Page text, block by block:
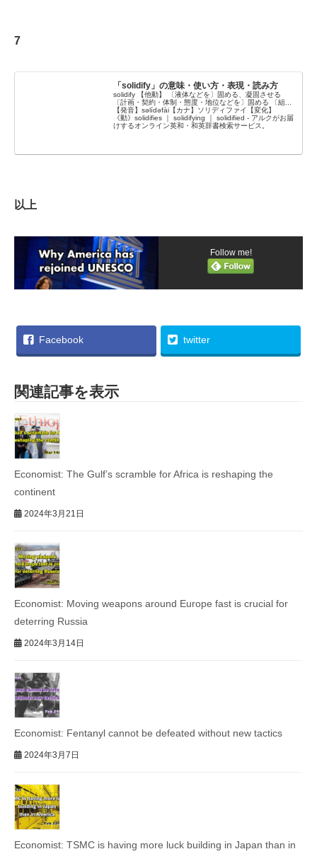
3%81%9F%E5%9B%BD%E9%9A%9B%E6%
A9%9F%E9%96%A2%E3%81%AB%E4%B8
%BB%E6%A8%A9%E3%82%92%E5%A7%9
4%E3%81%AD%E3%82%8B%E3%81%B9%
E3%81%8D%E3%81%A8%E3%81%99%E3%
82%8B%E6%80%9D%E6%83%B3%EF%BC
%89%E3%81%AB%E3%82%82%E5%90%8
%88%E3%81%AE%E6%A9%9F%E9%96%A
7
「solidify」の意味・使い方・表現・読み方
solidify 【他動】 〔液体などを〕固める、凝固させる
〔計画・契約・体制・態度・地位などを〕固める 〔組...
【発音】səlídəfài【カナ】ソリディファイ【変化】
《動》solidifies ｜ solidifying ｜ solidified - アルクがお届
けするオンライン英和・和英辞書検索サービス。
以上
Follow me!
Facebook twitter
関連記事を表示
Economist: The Gulf’s scramble for Africa is reshaping the
continent
2024年3月21日
Economist: Moving weapons around Europe fast is crucial for
deterring Russia
2024年3月14日
Economist: Fentanyl cannot be defeated without new tactics
2024年3月7日
Economist: TSMC is having more luck building in Japan than in